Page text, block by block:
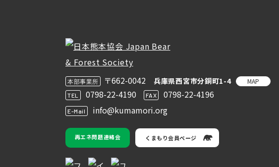
本部事業所 〒662-0042 兵庫県西宮市分銅町1-4 MAP
TEL 0798-22-4190 FAX 0798-22-4196
E-Mail info@kumamori.org
再エネ問題連絡会 くまもり会員ページ